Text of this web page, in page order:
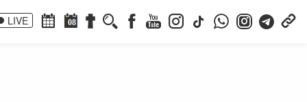
LIVE 08